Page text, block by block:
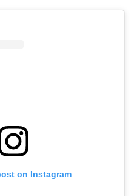
on Instagram